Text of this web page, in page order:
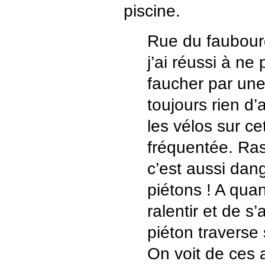
piscine.
Rue du
j’ai réussi à ne
faucher par
toujours rien
les vélos sur
fréquentée.
c’est aussi
piétons ! A
ralentir et de
piéton traverse
On voit de ces